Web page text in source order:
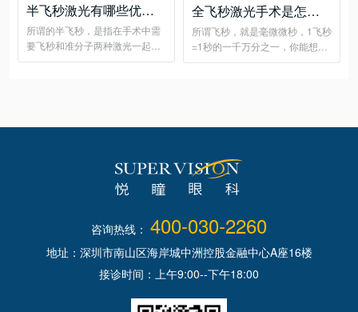
半飞秒激光有哪些优
点？
所谓的半飞秒，是指在手术中需
要飞秒和准分子两种激光一起完
成的全激光手术
全飞秒激光手术是怎么
做的
所谓飞秒，就是毫微微秒，1飞秒
=1秒的一千万分之一，你能想象
这有多快吗？
咨询热线： 400-030-2260
地址：深圳市南山区海岸城中洲控股金融中心A座16楼
接诊时间：上午9:00--下午18:00